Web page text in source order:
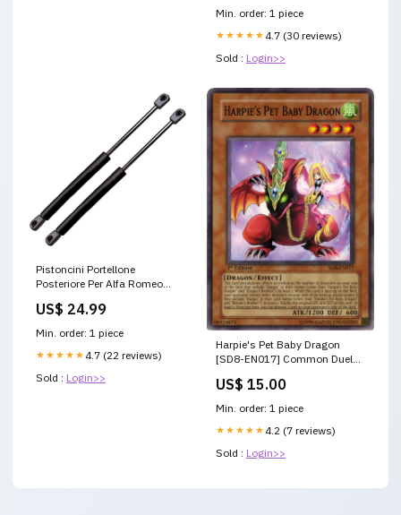
Min. order: 1 piece
★★★★★ 4.7 (30 reviews)
Sold : Login>>
Pistoncini Portellone
Posteriore Per Alfa Romeo
03.06>06.10 fdb1038
US$ 24.99
Min. order: 1 piece
★★★★★ 4.7 (22 reviews)
Sold : Login>>
Harpie's Pet Baby Dragon
[SD8-EN017] Common Duel
US$ 15.00
Min. order: 1 piece
★★★★★ 4.2 (7 reviews)
Sold : Login>>